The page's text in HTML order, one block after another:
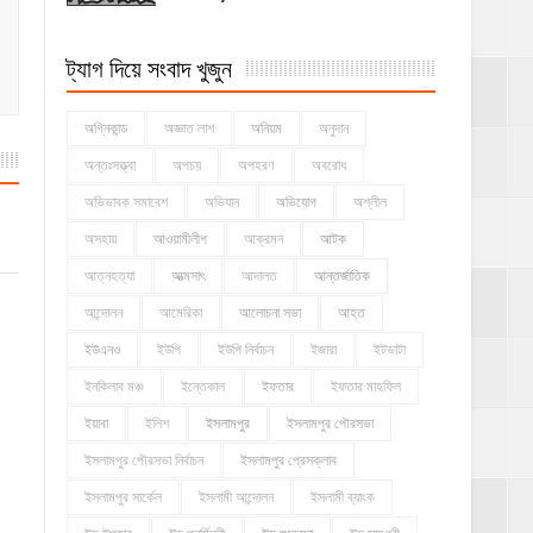
ট্যাগ দিয়ে সংবাদ খুজুন
অগ্নিকান্ড অজ্ঞাত লাশ অনিয়ম অনুদান
অন্তঃসত্ত্বা অপচয় অপহরণ অবরোধ
অভিভাবক সমাবেশ অভিযান অভিযোগ অশ্লীল
অসহায় আওয়ামীলীগ আক্রমন আটক
আত্নহত্যা আত্মসাৎ আদালত আন্তর্জাতিক
আন্দোলন আমেরিকা আলোচনা সভা আহত
ইউএনও ইউপি ইউপি নির্বাচন ইজারা ইটভাটা
ইনকিলাব মঞ্চ ইন্তেকাল ইফতার ইফতার মাহফিল
ইয়াবা ইলিশ ইসলামপুর ইসলামপুর পৌরসভা
ইসলামপুর পৌরসভা নির্বাচন ইসলামপুর প্রেসক্লাব
ইসলামপুর সার্কেল ইসলামী আন্দোলন ইসলামী ব্যাংক